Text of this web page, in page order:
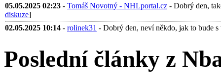
05.05.2025 02:23 - Tomáš Novotný - NHLportal.cz - Dobrý den,
diskuze]
02.05.2025 10:14 - rolinek31 - Dobrý den, neví někdo, jak to bude
Poslední články z